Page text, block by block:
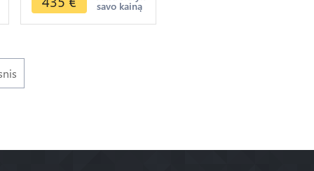
>Make offersavo kainą